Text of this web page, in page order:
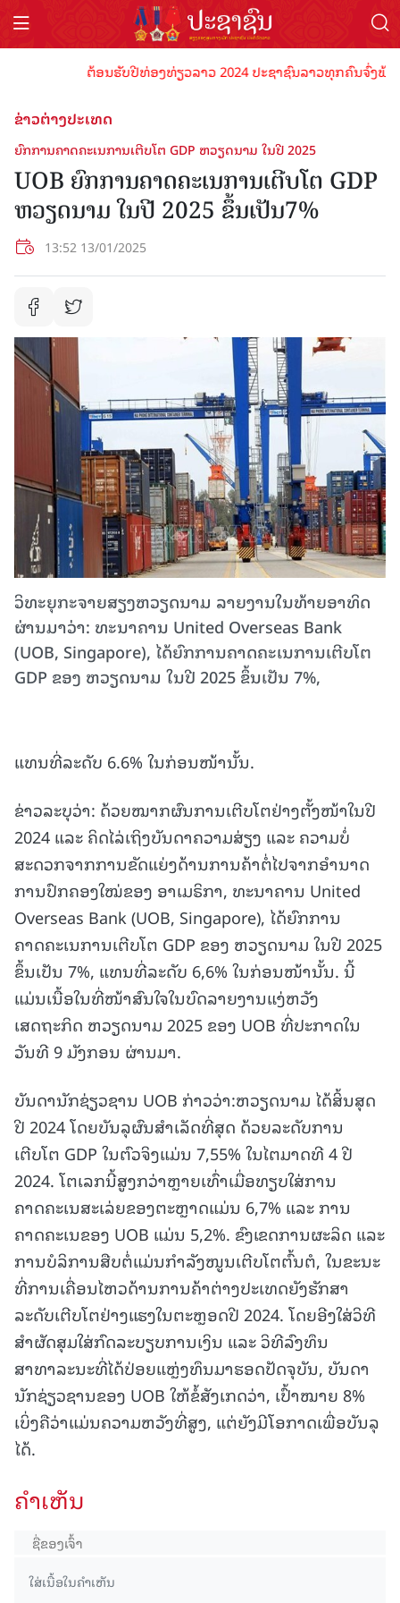
ຕ້ອນຮັບປີທ່ອງທ່ຽວລາວ 2024 ປະຊາຊົນລາວທຸກຄົນຈົ່ງພ້ອ
ຂ່າວຕ່າງປະເທດ
ຍົກການຄາດຄະເນການເຕີບໂຕ GDP ຫວຽດນາມ ໃນປີ 2025
UOB ຍົກການຄາດຄະເນການເຕີບໂຕ GDP
ຫວຽດນາມ ໃນປີ 2025 ຂຶ້ນເປັນ7%
13:52 13/01/2025
ວິທະຍຸກະຈາຍສຽງຫວຽດນາມ ລາຍງານໃນທ້າຍອາທິດ
ຜ່ານມາວ່າ: ທະນາຄານ United Overseas Bank
(UOB, Singapore), ໄດ້ຍົກການຄາດຄະເນການເຕີບໂຕ
GDP ຂອງ ຫວຽດນາມ ໃນປີ 2025 ຂຶ້ນເປັນ 7%,
ແທນທີ່ລະດັບ 6.6% ໃນກ່ອນໜ້ານັ້ນ.
ຂ່າວລະບຸວ່າ: ດ້ວຍໝາກຜົນການເຕີບໂຕຢ່າງຕັ້ງໜ້າໃນປີ
2024 ແລະ ຄິດໄລ່ເຖິງບັນດາຄວາມສ່ຽງ ແລະ ຄວາມບໍ່
ສະດວກຈາກການຂັດແຍ່ງດ້ານການຄ້າຕໍ່ໄປຈາກອຳນາດ
ການປົກຄອງໃໝ່ຂອງ ອາເມຣິກາ, ທະນາຄານ United
Overseas Bank (UOB, Singapore), ໄດ້ຍົກການ
ຄາດຄະເນການເຕີບໂຕ GDP ຂອງ ຫວຽດນາມ ໃນປີ 2025
ຂຶ້ນເປັນ 7%, ແທນທີ່ລະດັບ 6,6% ໃນກ່ອນໜ້ານັ້ນ. ນີ້
ແມ່ນເນື້ອໃນທີ່ໜ້າສົນໃຈໃນບົດລາຍງານແງ່ຫວັງ
ເສດຖະກິດ ຫວຽດນາມ 2025 ຂອງ UOB ທີ່ປະກາດໃນ
ວັນທີ 9 ມັງກອນ ຜ່ານມາ.
ບັນດານັກຊ່ຽວຊານ UOB ກ່າວວ່າ:ຫວຽດນາມ ໄດ້ສິ້ນສຸດ
ປີ 2024 ໂດຍບັນລຸຜົນສຳເລັດທີ່ສຸດ ດ້ວຍລະດັບການ
ເຕີບໂຕ GDP ໃນຕົວຈິງແມ່ນ 7,55% ໃນໄຕມາດທີ 4 ປີ
2024. ໂຕເລກນີ້ສູງກວ່າຫຼາຍເທົ່າເມື່ອທຽບໃສ່ການ
ຄາດຄະເນສະເລ່ຍຂອງຕະຫຼາດແມ່ນ 6,7% ແລະ ການ
ຄາດຄະເນຂອງ UOB ແມ່ນ 5,2%. ຂົງເຂດການຜະລິດ ແລະ
ການບໍລິການສືບຕໍ່ແມ່ນກຳລັງໜູນເຕີບໂຕຕົ້ນຕໍ, ໃນຂະນະ
ທີ່ການເຄື່ອນໄຫວດ້ານການຄ້າຕ່າງປະເທດຍັງຮັກສາ
ລະດັບເຕີບໂຕຢ່າງແຮງໃນຕະຫຼອດປີ 2024. ໂດຍອີງໃສ່ວິທີ
ສຳຜັດສຸມໃສ່ກົດລະບຽບການເງິນ ແລະ ວິທີລົງທຶນ
ສາທາລະນະທີ່ໄດ້ປ່ອຍແຫຼ່ງທຶນມາຮອດປັດຈຸບັນ, ບັນດາ
ນັກຊ່ຽວຊານຂອງ UOB ໃຫ້ຂໍ້ສັງເກດວ່າ, ເປົ້າໝາຍ 8%
ເບິ່ງຄືວ່າແມ່ນຄວາມຫວັງທີ່ສູງ, ແຕ່ຍັງມີໂອກາດເພື່ອບັນລຸ
ໄດ້.
ຄໍາເຫັນ